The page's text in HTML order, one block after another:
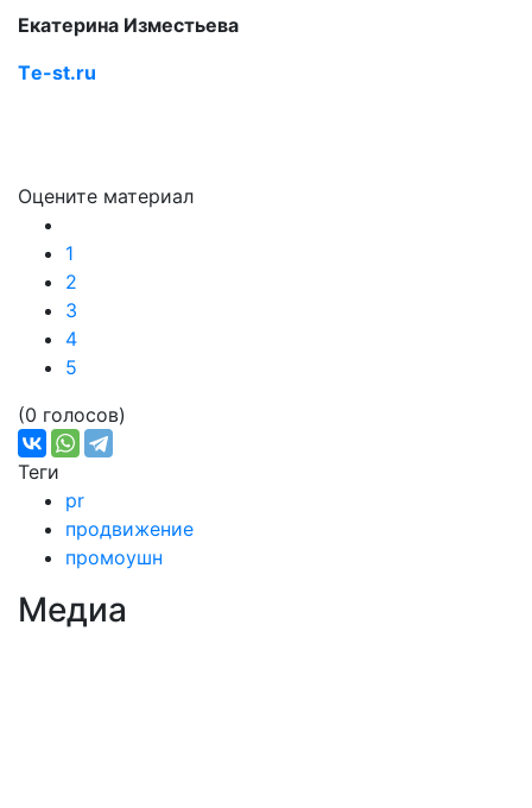
Екатерина Изместьева
Тe-st.ru
Оцените материал
1
2
3
4
5
(0 голосов)
Теги
pr
продвижение
промоушн
Медиа